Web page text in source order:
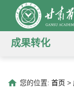
成果转化
您的位置: 首页 >